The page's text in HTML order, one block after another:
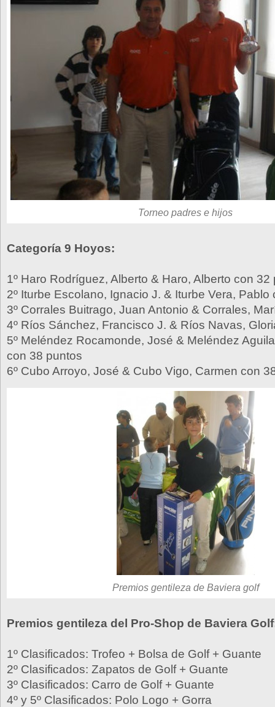
Torneo padres e hijos
Categoría 9 Hoyos:
1º Haro Rodríguez, Alberto & Haro, Alberto con 32
2º Iturbe Escolano, Ignacio J. & Iturbe Vera, Pablo
3º Corrales Buitrago, Juan Antonio & Corrales,
4º Ríos Sánchez, Francisco J. & Ríos Navas,
5º Meléndez Rocamonde, José & Meléndez
con 38 puntos
6º Cubo Arroyo, José & Cubo Vigo, Carmen con
Premios gentileza de Baviera golf
Premios gentileza del Pro-Shop de Baviera
1º Clasificados: Trofeo + Bolsa de Golf + Guante
2º Clasificados: Zapatos de Golf + Guante
3º Clasificados: Carro de Golf + Guante
4º y 5º Clasificados: Polo Logo + Gorra